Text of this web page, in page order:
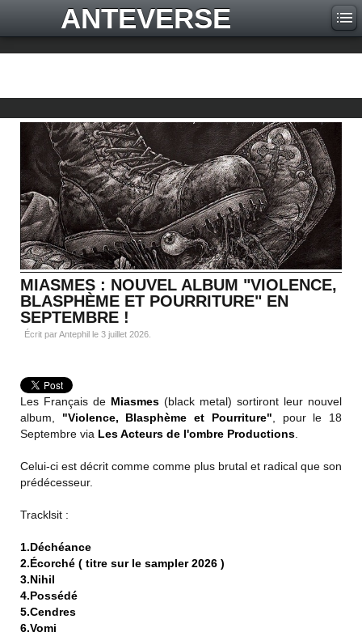
ANTEVERSE
MIASMES : NOUVEL ALBUM "VIOLENCE,
BLASPHÈME ET POURRITURE" EN
SEPTEMBRE !
Écrit par Antephil le 3 juillet 2026
Les Français de Miasmes (black metal) sortiront leur nouvel
album, "Violence, Blasphème et Pourriture" , pour le 18
Septembre via Les Acteurs de l'ombre Productions
Celui-ci est décrit comme comme plus brutal et radical que son
prédécesseur.
Tracklsit :
1.Déchéance
2.Écorché ( titre sur le sampler 2026 )
3.Nihil
4.Possédé
5.Cendres
6.Vomi